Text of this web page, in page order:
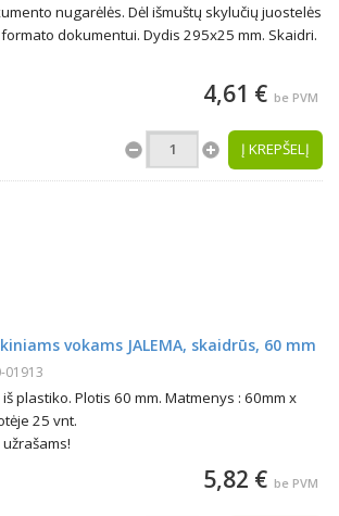
nugarėlės. Dėl išmuštų skylučių juostelės
dokumentui. Dydis 295x25 mm. Skaidri.
4,61 € be PVM
Į KREPŠELĮ
vokams JALEMA, skaidrūs, 60 mm
01913
plastiko. Plotis 60 mm. Matmenys : 60mm x
25 vnt.
5,82 € be PVM